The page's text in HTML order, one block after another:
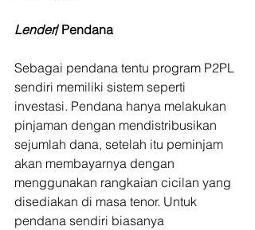
Lender/ Pendana
Sebagai pendana tentu program P2PL
sendiri memiliki sistem seperti
investasi. Pendana hanya melakukan
pinjaman dengan mendistribusikan
sejumlah dana, setelah itu peminjam
akan membayarnya dengan
menggunakan rangkaian cicilan yang
disediakan di masa tenor. Untuk
pendana sendiri biasanya